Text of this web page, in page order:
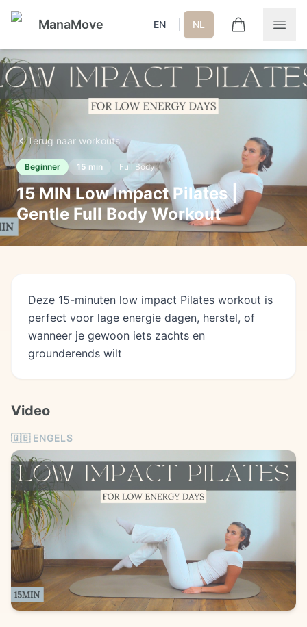
ManaMove EN NL
Terug naar workouts
Beginner 15 min Full Body
15 MIN Low Impact Pilates |
Gentle Full Body Workout
Deze 15-minuten low impact Pilates workout is
perfect voor lage energie dagen, herstel, of
wanneer je gewoon iets zachts en
grounderends wilt
Video
🇬🇧 ENGELS